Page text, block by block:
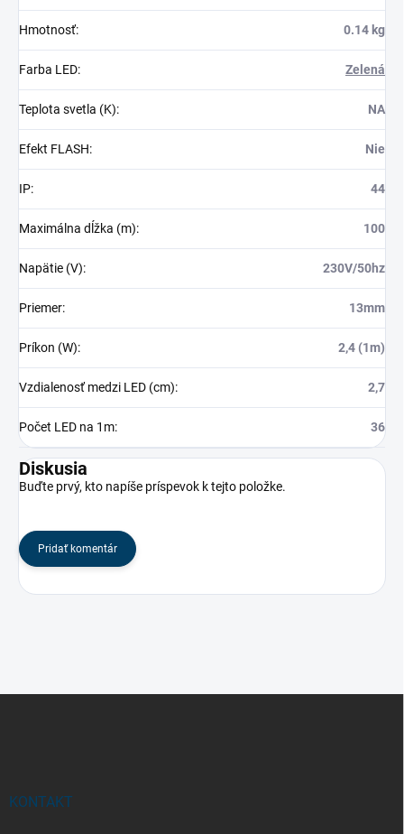
Hmotnosť: 0.14 kg
Farba LED: Zelená
Teplota svetla (K): NA
Efekt FLASH: Nie
IP: 44
Maximálna dĺžka (m): 100
Napätie (V): 230V/50hz
Priemer: 13mm
Príkon (W): 2,4 (1m)
Vzdialenosť medzi LED (cm): 2,7
Počet LED na 1m: 36
Diskusia
Buďte prvý, kto napíše príspevok k tejto položke.
Pridať komentár
KONTAKT